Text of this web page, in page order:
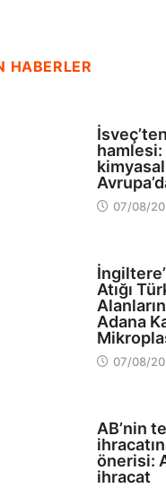
HABERLER
hamlesi:
07/08/
Atığı
Adana
07/08/
AB’nin
önerisi:
ihracat